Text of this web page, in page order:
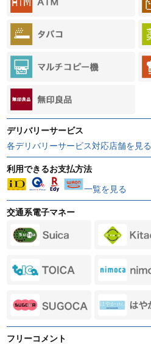
デリバリーサービス
各デリバリーサービス対応店舗を見る
利用できるお支払方法
一覧を見る
交通系電子マネー
フリーコメント